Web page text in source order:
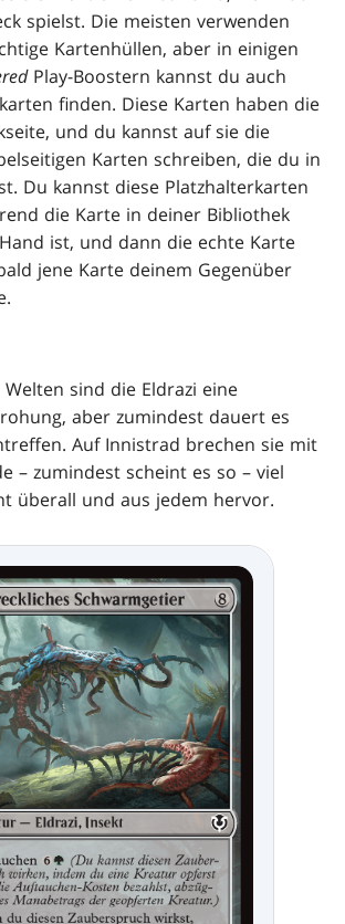
spielst. Die meisten verwenden
Kartenhüllen, aber in einigen
Play-Boostern kannst du auch
finden. Diese Karten haben die
und du kannst auf sie die
Karten schreiben, die du in
Du kannst diese Platzhalterkarten
die Karte in deiner Bibliothek
ist, und dann die echte Karte
jene Karte deinem Gegenüber
sind die Eldrazi eine
aber zumindest dauert es
Auf Innistrad brechen sie mit
– zumindest scheint es so – viel
überall und aus jedem hervor.